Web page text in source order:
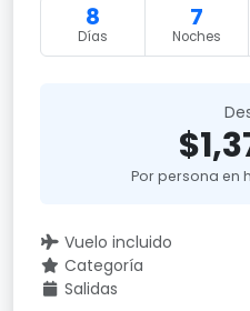
8
Días
7
Noches
Por persona en
Vuelo incluido
Categoría
Salidas